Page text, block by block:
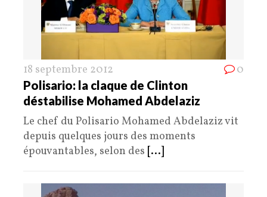
18 septembre 2012 0
Polisario: la claque de Clinton
déstabilise Mohamed Abdelaziz
Le chef du Polisario Mohamed Abdelaziz vit
depuis quelques jours des moments
épouvantables, selon des [...]